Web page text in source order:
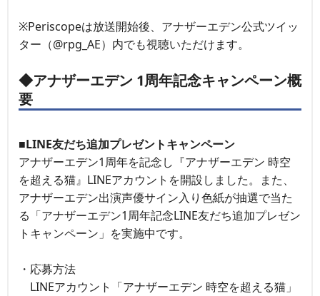
※Periscopeは放送開始後、アナザーエデン公式ツイッ
ター（@rpg_AE）内でも視聴いただけます。
◆アナザーエデン 1周年記念キャンペーン概
要
■LINE友だち追加プレゼントキャンペーン
アナザーエデン1周年を記念し『アナザーエデン 時空
を超える猫』LINEアカウントを開設しました。また、
アナザーエデン出演声優サイン入り色紙が抽選で当た
る「アナザーエデン1周年記念LINE友だち追加プレゼン
トキャンペーン」を実施中です。
・応募方法
LINEアカウント「アナザーエデン 時空を超える猫」